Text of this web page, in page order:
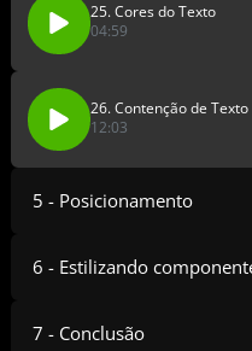
25. Cores do Texto
04:59
26. Contenção de Texto
12:03
5 - Posicionamento
6 - Estilizando
7 - Conclusão